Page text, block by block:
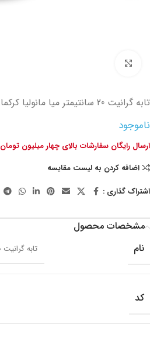
تابه گرانیت 20 سانتیمتر میا مانولیا کرکماز 1313
ناموجود
ارسال رایگان سفارشات بالای چهار میلیون تومان
اضافه کردن به لیست مقایسه
اشتراک گذاری :
مشخصات محصول
نام
تابه گرانیت 20 سانتیمتر میا مانولیا کرکماز 1313
کد